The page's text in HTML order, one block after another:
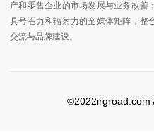
产和零售企业的市场发展与业务改善
具号召力和辐射力的全媒体矩阵，整
交流与品牌建设。
©2022irgroad.com